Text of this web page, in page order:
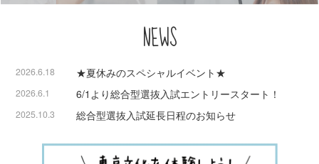
NEWS
2026.6.18 ★夏休みのスペシャルイベント★
2026.6.1 6/1より総合型選抜入試エントリースタート！
2025.10.3 総合型選抜入試延長日程のお知らせ